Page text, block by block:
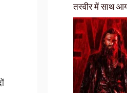
तस्वीर में साथ